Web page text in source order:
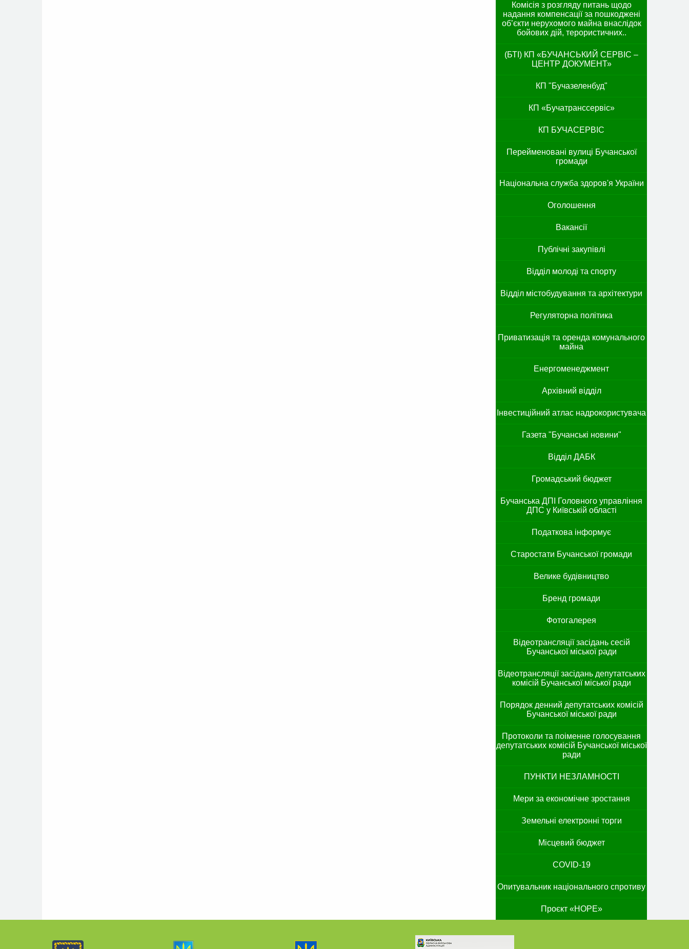
Комісія з розгляду питань щодо
надання компенсації за пошкоджені
об’єкти нерухомого майна внаслідок
бойових дій, терористичних..
(БТІ) КП «БУЧАНСЬКИЙ СЕРВІС –
ЦЕНТР ДОКУМЕНТ»
КП "Бучазеленбуд"
КП «Бучатранссервіс»
КП БУЧАСЕРВІС
Перейменовані вулиці Бучанської
громади
Національна служба здоров'я України
Оголошення
Вакансії
Публічні закупівлі
Відділ молоді та спорту
Відділ містобудування та архітектури
Регуляторна політика
Приватизація та оренда комунального
майна
Енергоменеджмент
Архівний відділ
Інвестиційний атлас надрокористувача
Газета "Бучанські новини"
Відділ ДАБК
Громадський бюджет
Бучанська ДПІ Головного управління
ДПС у Київській області
Податкова інформує
Старостати Бучанської громади
Велике будівництво
Бренд громади
Фотогалерея
Відеотрансляції засідань сесій
Бучанської міської ради
Відеотрансляції засідань депутатських
комісій Бучанської міської ради
Порядок денний депутатських комісій
Бучанської міської ради
Протоколи та поіменне голосування
депутатських комісій Бучанської міської
ради
ПУНКТИ НЕЗЛАМНОСТІ
Мери за економічне зростання
Земельні електронні торги
Місцевий бюджет
COVID-19
Опитувальник національного спротиву
Проєкт «HOPE»